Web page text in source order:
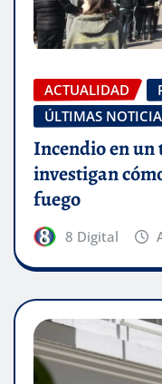
ACTUALIDAD
ÚLTIMAS
Incendio en un
investigan
fuego
8 Digital